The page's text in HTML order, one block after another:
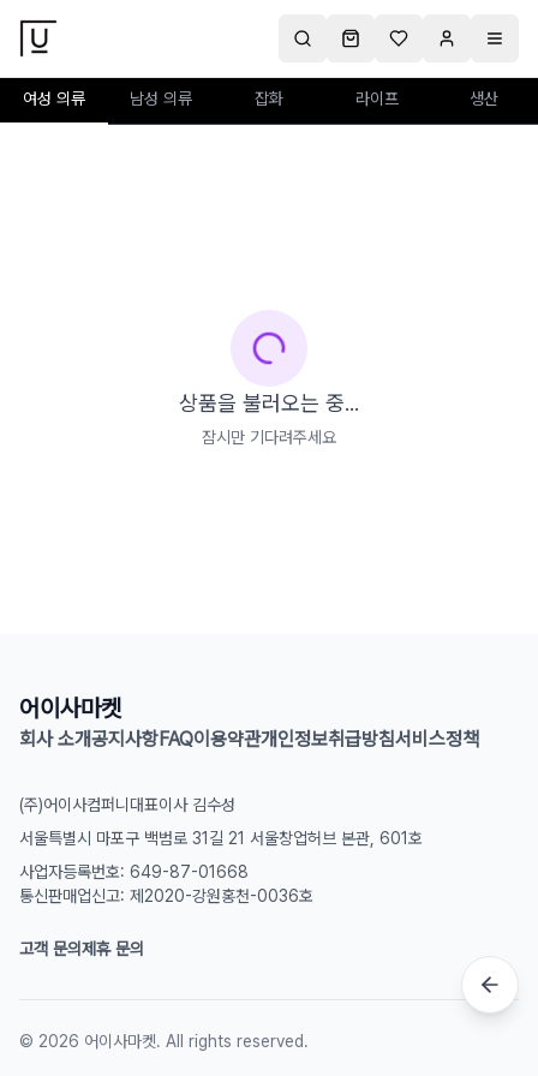
여성 의류 남성 의류 잡화 라이프 생산
상품을 불러오는 중...
잠시만 기다려주세요
어이사마켓
회사 소개공지사항FAQ이용약관개인정보취급방침서비스정책
(주)어이사컴퍼니 대표이사 김수성
서울특별시 마포구 백범로 31길 21 서울창업허브 본관, 601호
사업자등록번호: 649-87-01668
통신판매업신고: 제2020-강원홍천-0036호
고객 문의제휴 문의
© 2026 어이사마켓. All rights reserved.